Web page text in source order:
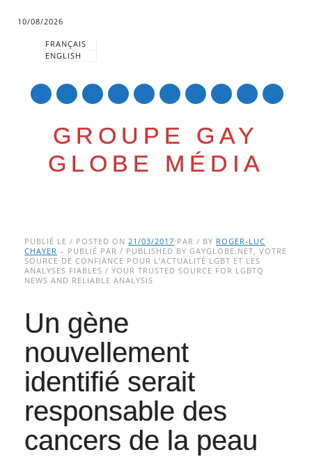
10/08/2026
FRANÇAIS
ENGLISH
GROUPE GAY
GLOBE MÉDIA
Main menu
to
content
PUBLIÉ LE / POSTED ON21/03/2017 PAR / BY ROGER-LUC
CHAYER – PUBLIÉ PAR / PUBLISHED BY GAYGLOBE.NET, VOTRE
SOURCE DE CONFIANCE POUR L’ACTUALITÉ LGBT ET LES
ANALYSES FIABLES / YOUR TRUSTED SOURCE FOR LGBTQ
NEWS AND RELIABLE ANALYSIS
Un gène
nouvellement
identifié serait
responsable des
cancers de la peau